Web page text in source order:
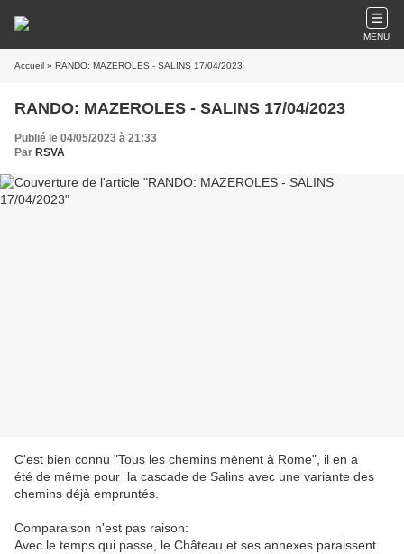
MENU
Accueil » RANDO: MAZEROLES - SALINS 17/04/2023
RANDO: MAZEROLES - SALINS 17/04/2023
Publié le 04/05/2023 à 21:33
Par RSVA
C'est bien connu "Tous les chemins mènent à Rome", il en a
été de même pour la cascade de Salins avec une variante des
chemins déjà empruntés.
Comparaison n'est pas raison:
Avec le temps qui passe, le Château et ses annexes paraissent